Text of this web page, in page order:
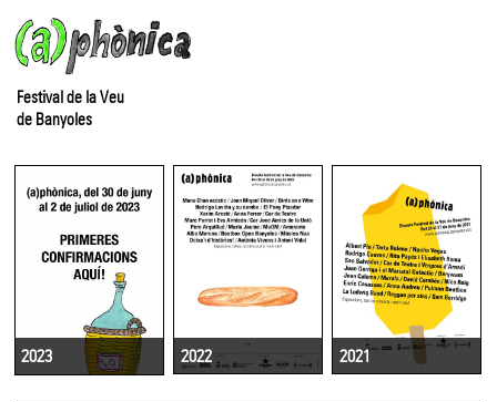
Festival de la Veu
de Banyoles
2023 2022 2021